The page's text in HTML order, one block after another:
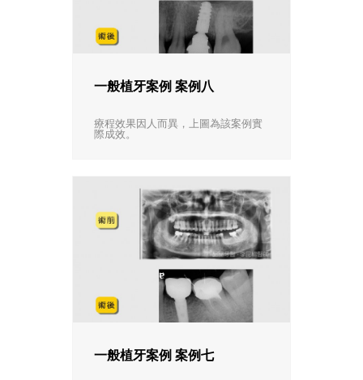
一般植牙案例 案例八
療程效果因人而異，上圖為該案例實
際成效。
一般植牙案例 案例七